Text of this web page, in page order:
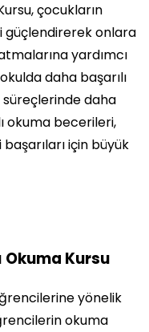
çocukların
onlara
yardımcı
daha başarılı
daha
okuma becerileri,
için büyük
Okuma Kursu
yönelik
okuma